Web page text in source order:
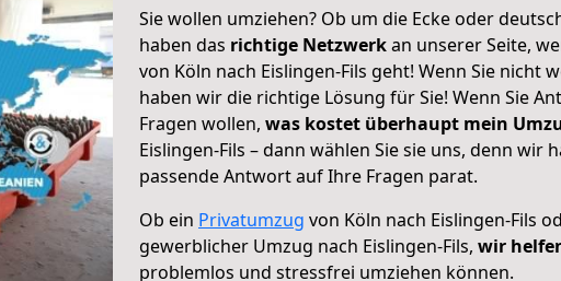
Sie wollen umziehen? Ob um die Ecke oder
haben das richtige Netzwerkan unserer Seite,
von Köln nach Eislingen-Fils geht! Wenn Sie nicht
haben wir die richtige Lösung für Sie! Wenn Sie
Fragen wollen, was kostet überhaupt mein
Eislingen-Fils – dann wählen Sie sie uns, denn wir
passende Antwort auf Ihre Fragen parat.
Ob ein Privatumzug von Köln nach Eislingen-Fils
gewerblicher Umzug nach Eislingen-Fils, wir
problemlos und stressfrei umziehen können.